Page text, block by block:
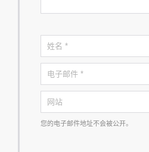
您的电子邮件地址不会被公开。